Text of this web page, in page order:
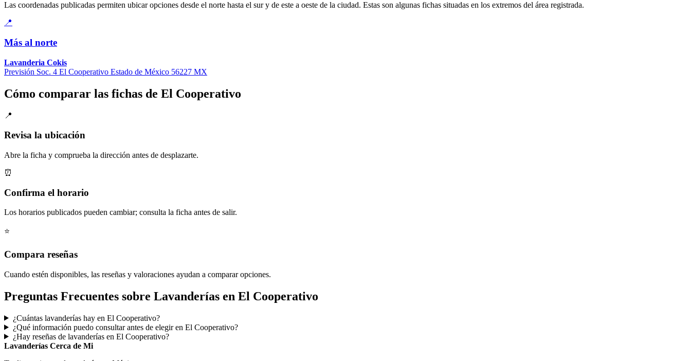
Las coordenadas publicadas permiten ubicar opciones desde el norte hasta el sur y de este a oeste de la ciudad. Estas son algunas fichas situadas en los extremos del área registrada.
📍
Más al norte
Lavanderia Cokis
Previsión Soc. 4 El Cooperativo Estado de México 56227 MX
Cómo comparar las fichas de El Cooperativo
📍
Revisa la ubicación
Abre la ficha y comprueba la dirección antes de desplazarte.
⏰
Confirma el horario
Los horarios publicados pueden cambiar; consulta la ficha antes de salir.
⭐
Compara reseñas
Cuando estén disponibles, las reseñas y valoraciones ayudan a comparar opciones.
Preguntas Frecuentes sobre Lavanderías en El Cooperativo
¿Cuántas lavanderías hay en El Cooperativo?
¿Qué información puedo consultar antes de elegir en El Cooperativo?
¿Hay reseñas de lavanderías en El Cooperativo?
Lavanderías Cerca de Mi